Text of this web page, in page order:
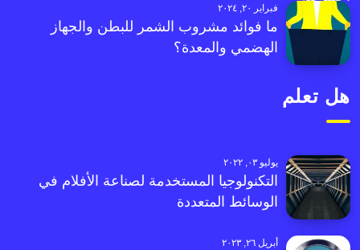
فبراير ٢٠, ٢٠٢٤
ما فوائد مشروب الشمر للبطن والجهاز
الهضمي والمعدة؟
هل تعلم
يوليو ٠٣, ٢٠٢٢
التكنولوجيا المستخدمة لصناعة الأفلام في
الوسائط المتعددة
أبريل ٢٦, ٢٠٢٣